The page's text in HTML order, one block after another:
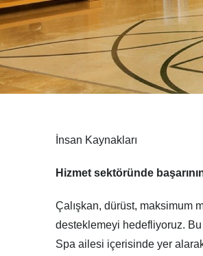
İnsan Kaynakları
Hizmet sektöründe
Çalışkan, dürüst, maksimum
desteklemeyi hedefliyoruz.
Spa ailesi içerisinde yer